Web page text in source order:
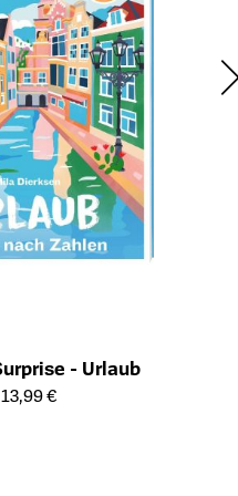
- Urlaub
des Produkts
13,99 €